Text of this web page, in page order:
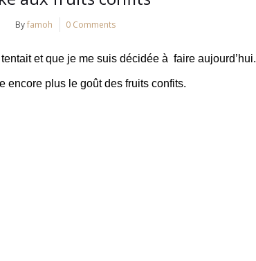
Byfamoh 0 Comments
et que je me suis décidée à faire aujourd’hui.
encore plus le goût des fruits confits.